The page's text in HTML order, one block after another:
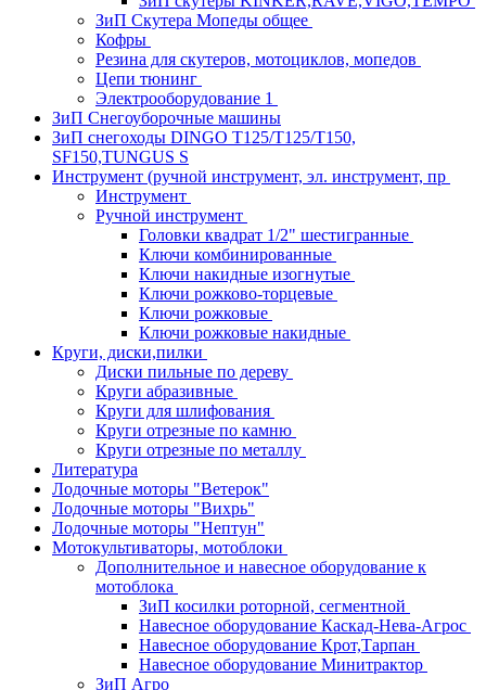
ЗиП Скутера Мопеды общее
Кофры
Резина для скутеров, мотоциклов, мопедов
Цепи тюнинг
Электрооборудование 1
ЗиП Снегоуборочные машины
ЗиП снегоходы DINGO T125/T125/T150,
SF150,TUNGUS S
Инструмент (ручной инструмент, эл. инструмент, пр
Инструмент
Ручной инструмент
Головки квадрат 1/2" шестигранные
Ключи комбинированные
Ключи накидные изогнутые
Ключи рожково-торцевые
Ключи рожковые
Ключи рожковые накидные
Круги, диски,пилки
Диски пильные по дереву
Круги абразивные
Круги для шлифования
Круги отрезные по камню
Круги отрезные по металлу
Литература
Лодочные моторы "Ветерок"
Лодочные моторы "Вихрь"
Лодочные моторы "Нептун"
Мотокультиваторы, мотоблоки
Дополнительное и навесное оборудование к
мотоблока
ЗиП косилки роторной, сегментной
Навесное оборудование Каскад-Нева-Агрос
Навесное оборудование Крот,Тарпан
Навесное оборудование Минитрактор
ЗиП Агро